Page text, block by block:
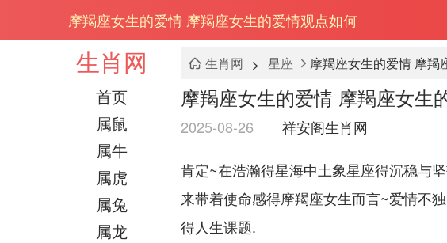
摩羯座女生的爱情 摩羯座女生的爱情观点如何
生肖网
首页
属鼠
属牛
属虎
属兔
属龙
生肖网 > 星座 摩羯座女生的爱情 摩羯
摩羯座女生的爱情 摩羯座女生
2025-08-26 祥安阁生肖网
肯定~在浩瀚得星海中土象星座得沉稳与
来带着使命感得摩羯座女生而言~爱情不
得人生课题.